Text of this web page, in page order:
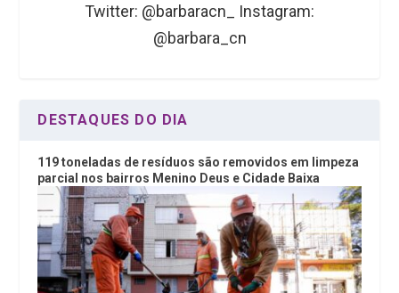
Twitter: @barbaracn_ Instagram:
@barbara_cn
DESTAQUES DO DIA
119 toneladas de resíduos são removidos em limpeza
parcial nos bairros Menino Deus e Cidade Baixa